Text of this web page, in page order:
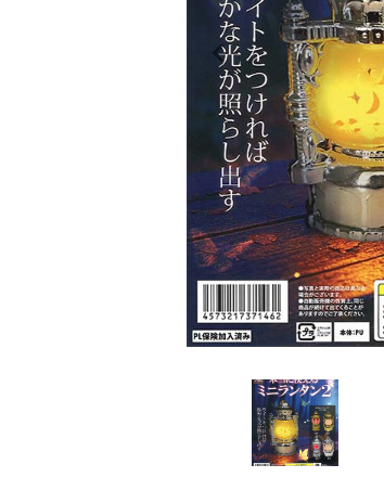
よくあるご質問
ご利用ガイド
06-6282-7659